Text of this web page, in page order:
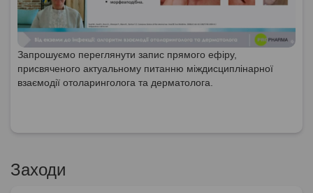
Запрошуємо переглянути запис прямого ефіру,
присвяченого актуальному питанню міждисциплінарної
взаємодії отоларинголога та дерматолога.
Заходи